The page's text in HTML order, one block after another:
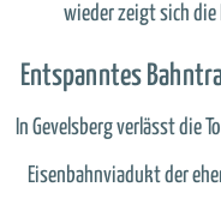
wieder zeigt sich die
Entspanntes
In Gevelsberg verlässt die
Eisenbahnviadukt der